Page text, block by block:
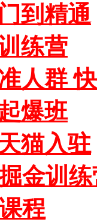
到精通
练营
人群
爆班
猫入驻
金训
程